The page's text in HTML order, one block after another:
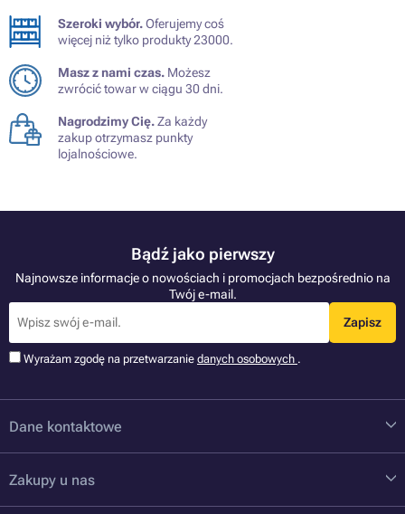
Szeroki wybór.Oferujemy coś
więcej niż tylko produkty 23000.
Masz z nami czas. Możesz
zwrócić towar w ciągu 30 dni.
Nagrodzimy Cię.Za każdy
zakup otrzymasz punkty
lojalnościowe.
Bądź jako pierwszy
Najnowsze informacje o nowościach i promocjach bezpośrednio na
Twój e-mail.
Zapisz
Wyrażam zgodę na przetwarzanie danych osobowych .
Dane kontaktowe
Zakupy u nas